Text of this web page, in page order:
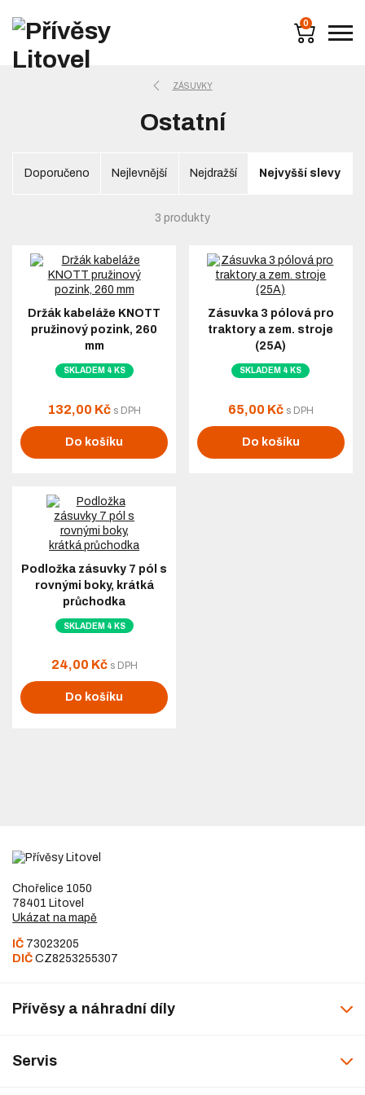
0
ZÁSUVKY
Ostatní
Doporučeno Nejlevnější Nejdražší Nejvyšší slevy
3 produkty
Držák kabeláže KNOTT
pružinový pozink, 260
mm
SKLADEM 4 KS
132,00 Kč s DPH
Do košíku
Zásuvka 3 pólová pro
traktory a zem. stroje
(25A)
SKLADEM 4 KS
65,00 Kč s DPH
Do košíku
Podložka zásuvky 7 pól s
rovnými boky, krátká
průchodka
SKLADEM 4 KS
24,00 Kč s DPH
Do košíku
Chořelice 1050
78401 Litovel
Ukázat na mapě
IČ 73023205
DIČ CZ8253255307
Přívěsy a náhradní díly
Servis